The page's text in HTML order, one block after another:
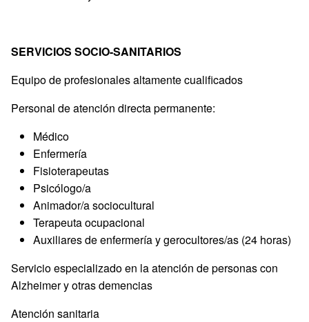
SERVICIOS SOCIO-SANITARIOS
Equipo de profesionales altamente cualificados
Personal de atención directa permanente:
Médico
Enfermería
Fisioterapeutas
Psicólogo/a
Animador/a sociocultural
Terapeuta ocupacional
Auxiliares de enfermería y gerocultores/as (24 horas)
Servicio especializado en la atención de personas con
Alzheimer y otras demencias
Atención sanitaria